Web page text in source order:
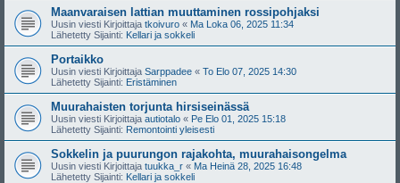
Maanvaraisen lattian muuttaminen rossipohjaksi
Uusin viesti Kirjoittaja tkoivuro « Ma Loka 06, 2025 11:34
Lähetetty Sijainti: Kellari ja sokkeli
Portaikko
Uusin viesti Kirjoittaja Sarppadee « To Elo 07, 2025 14:30
Lähetetty Sijainti: Eristäminen
Muurahaisten torjunta hirsiseinässä
Uusin viesti Kirjoittaja autiotalo « Pe Elo 01, 2025 15:18
Lähetetty Sijainti: Remontointi yleisesti
Sokkelin ja puurungon rajakohta, muurahaisongelma
Uusin viesti Kirjoittaja tuukka_r « Ma Heinä 28, 2025 16:48
Lähetetty Sijainti: Kellari ja sokkeli